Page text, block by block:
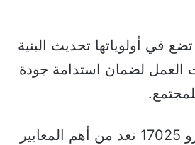
في أولوياتها تحديث البنية
العمل لضمان استدامة جودة
يذكر أن شهادة الأيزو 17025 تعد من أهم المعايير